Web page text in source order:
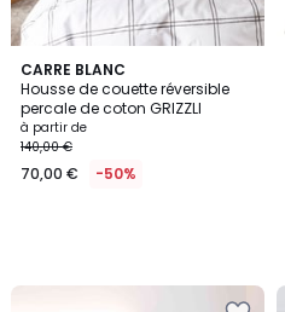
CARRE BLANC
Housse de couette réversible
percale de coton GRIZZLI
à partir de
140,00 €
70,00 € -50%